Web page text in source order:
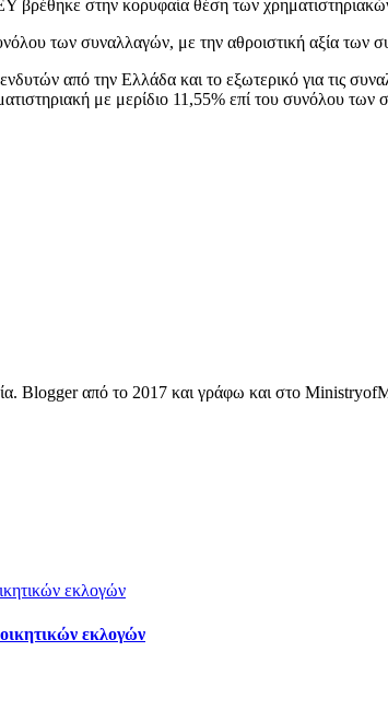
στην κορυφαία θέση των
των συναλλαγών, με την αθροιστική αξία
από την Ελλάδα και το εξωτερικό για τις
με μερίδιο 11,55% επί του συνόλου των
Blogger από το 2017 και γράφω και στο
εκλογών